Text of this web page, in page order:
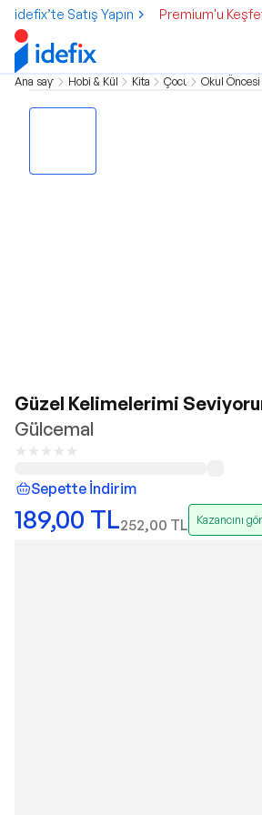
idefix’te Satış Yapın Premium'u
Ana sayfa Hobi & Kültür Kitap Çocuk Okul Öncesi
Güzel Kelimelerimi
Gülcemal
Sepette İndirim
189,00 TL252,00 TL Kazancını gör